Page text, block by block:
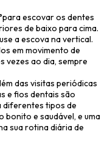
escovar os dentes
de baixo para cima.
a escova na vertical.
em movimento de
vezes ao dia, sempre
das visitas periódicas
e fios dentais são
diferentes tipos de
bonito e saudável, e uma
sua rotina diária de